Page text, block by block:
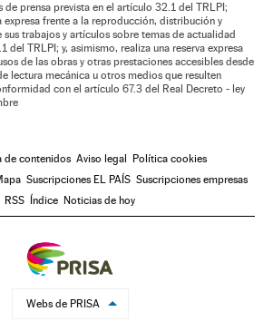
de prensa prevista en el artículo 32.1 del TRLPI;
expresa frente a la reproducción, distribución y
trabajos y artículos sobre temas de actualidad
del TRLPI; y, asimismo, realiza una reserva expresa
de las obras y otras prestaciones accesibles desde
lectura mecánica u otros medios que resulten
con el artículo 67.3 del Real Decreto - ley
de contenidos Aviso legal
Política cookies
Suscripciones EL PAÍS Suscripciones empresas
RSS
Índice Noticias de hoy
Webs de PRISA